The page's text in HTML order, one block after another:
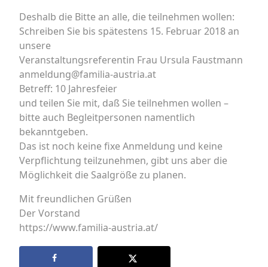
Deshalb die Bitte an alle, die teilnehmen wollen:
Schreiben Sie bis spätestens 15. Februar 2018 an
unsere
Veranstaltungsreferentin Frau Ursula Faustmann
anmeldung@familia-austria.at
Betreff: 10 Jahresfeier
und teilen Sie mit, daß Sie teilnehmen wollen –
bitte auch Begleitpersonen namentlich
bekanntgeben.
Das ist noch keine fixe Anmeldung und keine
Verpflichtung teilzunehmen, gibt uns aber die
Möglichkeit die Saalgröße zu planen.
Mit freundlichen Grüßen
Der Vorstand
https://www.familia-austria.at/